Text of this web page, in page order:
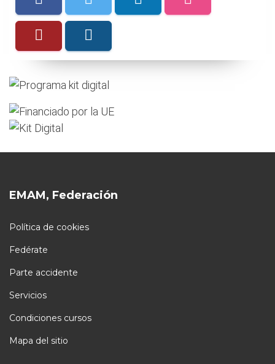
EMAM, Federación
Política de cookies
Fedérate
Parte accidente
Servicios
Condiciones cursos
Mapa del sitio